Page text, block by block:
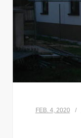
FEB. 4, 2020